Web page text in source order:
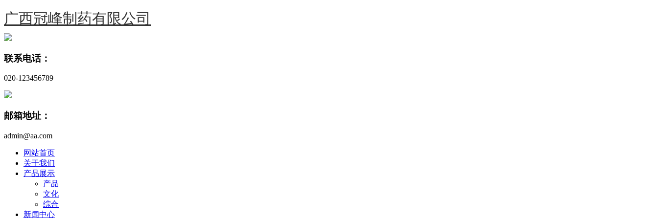
广西冠峰制药有限公司
联系电话：
020-123456789
邮箱地址：
admin@aa.com
网站首页
关于我们
产品展示
产品
文化
综合
新闻中心